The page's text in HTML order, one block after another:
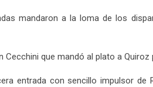
mandaron a la loma de los
que mandó al plato a Quiroz
entrada con sencillo impulsor de